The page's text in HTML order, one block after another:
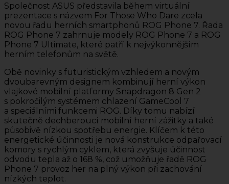
Společnost ASUS představila během virtuální
prezentace s názvem For Those Who Dare zcela
novou řadu herních smartphonů ROG Phone 7. Řada
ROG Phone 7 zahrnuje modely ROG Phone 7 a ROG
Phone 7 Ultimate, které patří k nejvýkonnějším
herním telefonům na světě.
Obě novinky s futuristickým vzhledem a novým
dvoubarevným designem kombinují herní výkon
vlajkové mobilní platformy Snapdragon 8 Gen 2
s pokročilým systémem chlazení GameCool 7
a speciálními funkcemi ROG. Díky tomu nabízí
skutečně dechberoucí mobilní herní zážitky a také
působivě nízkou spotřebu energie. Klíčem k této
energetické účinnosti je nová konstrukce odpařovací
komory s rychlým cyklem, která zvyšuje účinnost
odvodu tepla až o 168 %, což umožňuje řadě ROG
Phone 7 provoz her na plný výkon při zachování
nízkých teplot.